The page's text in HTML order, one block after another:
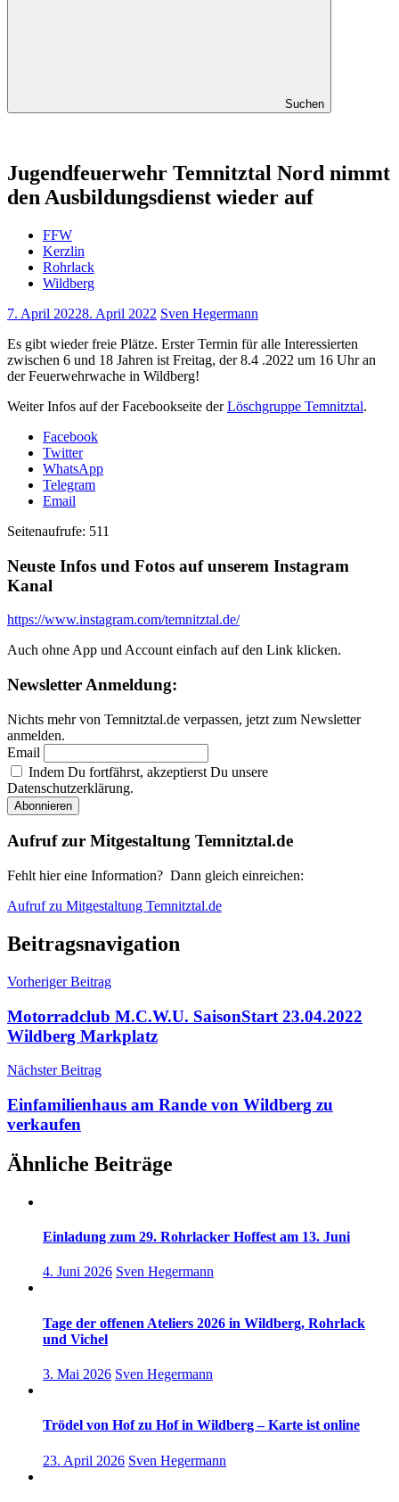
Suchen
Jugendfeuerwehr Temnitztal Nord nimmt
den Ausbildungsdienst wieder auf
FFW
Kerzlin
Rohrlack
Wildberg
7. April 20228. April 2022 Sven Hegermann
Es gibt wieder freie Plätze. Erster Termin für alle Interessierten
zwischen 6 und 18 Jahren ist Freitag, der 8.4 .2022 um 16 Uhr an
der Feuerwehrwache in Wildberg!
Weiter Infos auf der Facebookseite derLöschgruppe Temnitztal.
Facebook
Twitter
WhatsApp
Telegram
Email
Seitenaufrufe: 511
Neuste Infos und Fotos auf unserem Instagram
Kanal
https://www.instagram.com/temnitztal.de/
Auch ohne App und Account einfach auf den Link klicken.
Newsletter Anmeldung:
Nichts mehr von Temnitztal.de verpassen, jetzt zum Newsletter
anmelden.
Email
Indem Du fortfährst, akzeptierst Du unsere
Datenschutzerklärung.
Aufruf zur Mitgestaltung Temnitztal.de
Fehlt hier eine Information? Dann gleich einreichen:
Aufruf zu Mitgestaltung Temnitztal.de
Beitragsnavigation
Vorheriger Beitrag
Motorradclub M.C.W.U. SaisonStart 23.04.2022
Wildberg Markplatz
Nächster Beitrag
Einfamilienhaus am Rande von Wildberg zu
verkaufen
Ähnliche Beiträge
Einladung zum 29. Rohrlacker Hoffest am 13. Juni
4. Juni 2026 Sven Hegermann
Tage der offenen Ateliers 2026 in Wildberg, Rohrlack
und Vichel
3. Mai 2026 Sven Hegermann
Trödel von Hof zu Hof in Wildberg – Karte ist online
23. April 2026 Sven Hegermann